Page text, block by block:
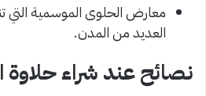
معارض الحلوى الموسمية التي
العديد من المدن.
نصائح عند شراء حلاوة